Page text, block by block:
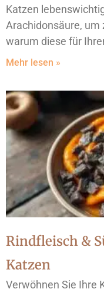
Katzen
Arachidonsäure,
warum diese für
Mehr lesen »
Rindfleisch &
Katzen
Verwöhnen Sie Ihre